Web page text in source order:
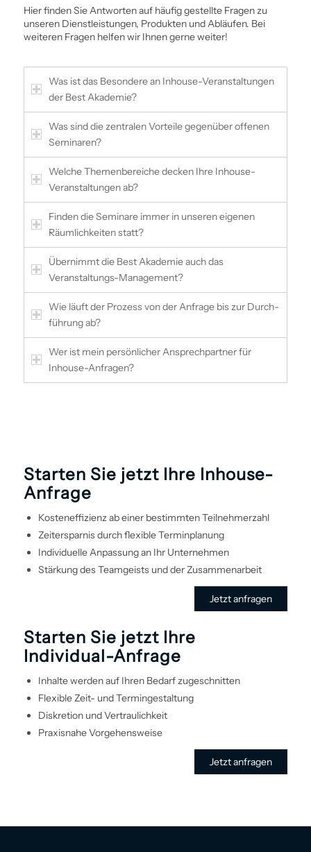
Hier finden Sie Antworten auf häufig gestellte Fragen zu
unseren Dienstleistungen, Produkten und Abläufen. Bei
weiteren Fragen helfen wir Ihnen gerne weiter!
Was ist das Besondere an Inhouse-Veranstaltungen
der Best Akademie?
Was sind die zentralen Vorteile gegenüber offenen
Seminaren?
Welche Themenbereiche decken Ihre Inhouse-
Veranstaltungen ab?
Finden die Seminare immer in unseren eigenen
Räumlichkeiten statt?
Übernimmt die Best Akademie auch das
Veranstaltungs-Management?
Wie läuft der Prozess von der Anfrage bis zur Durch­
führung ab?
Wer ist mein persönlicher Ansprechpartner für
Inhouse-Anfragen?
Starten Sie jetzt Ihre Inhouse-
Anfrage
Kosteneffizienz ab einer bestimmten Teilnehmerzahl
Zeitersparnis durch flexible Terminplanung
Individuelle Anpassung an Ihr Unternehmen
Stärkung des Teamgeists und der Zusammenarbeit
Jetzt anfragen
Starten Sie jetzt Ihre
Individual-Anfrage
Inhalte werden auf Ihren Bedarf zugeschnitten
Flexible Zeit- und Termin­gestaltung
Diskretion und Vertraulichkeit
Praxisnahe Vorgehens­weise
Jetzt anfragen